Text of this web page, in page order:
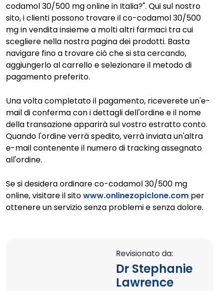
codamol 30/500 mg online in Italia?". Qui sul nostro
sito, i clienti possono trovare il co-codamol 30/500
mg in vendita insieme a molti altri farmaci tra cui
scegliere nella nostra pagina dei prodotti. Basta
navigare fino a trovare ciò che si sta cercando,
aggiungerlo al carrello e selezionare il metodo di
pagamento preferito.
Una volta completato il pagamento, riceverete un'e-
mail di conferma con i dettagli dell'ordine e il nome
della transazione apparirà sul vostro estratto conto.
Quando l'ordine verrà spedito, verrà inviata un'altra
e-mail contenente il numero di tracking assegnato
all'ordine.
Se si desidera ordinare co-codamol 30/500 mg
online, visitare il sitowww.onlinezopiclone.com per
ottenere un servizio senza problemi e senza dolore.
Revisionato da:
Dr Stephanie
Lawrence